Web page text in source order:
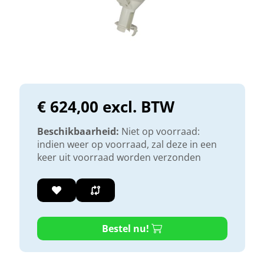
€ 624,00 excl. BTW
Beschikbaarheid: Niet op voorraad:
indien weer op voorraad, zal deze in een
keer uit voorraad worden verzonden
Bestel nu!